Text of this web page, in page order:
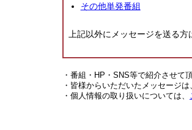
その他単発番組
上記以外にメッセージを送る方
・番組・HP・SNS等で紹介させて
・皆様からいただいたメッセージ
・個人情報の取り扱いについては、